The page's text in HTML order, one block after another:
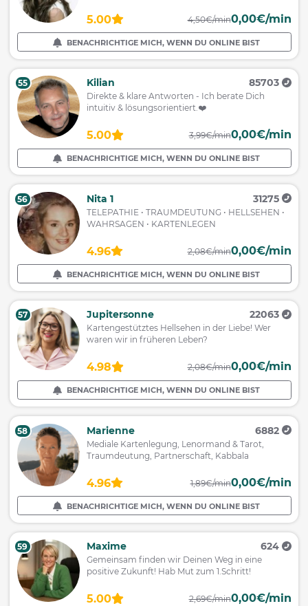
5.00 4,50€/min0,00€/min
BENACHRICHTIGE MICH, WENN DU ONLINE BIST
55 Kilian 85703
Direkte & klare Antworten - Ich berate Dich
intuitiv & lösungsorientiert.❤️
5.00 3,99€/min0,00€/min
BENACHRICHTIGE MICH, WENN DU ONLINE BIST
56 Nita 1 31275
TELEPATHIE • TRAUMDEUTUNG • HELLSEHEN •
WAHRSAGEN • KARTENLEGEN
4.96 2,08€/min0,00€/min
BENACHRICHTIGE MICH, WENN DU ONLINE BIST
57 Jupitersonne 22063
Kartengestütztes Hellsehen in der Liebe! Wer
waren wir in früheren Leben?
4.98 2,08€/min0,00€/min
BENACHRICHTIGE MICH, WENN DU ONLINE BIST
58 Marienne 6882
Mediale Kartenlegung, Lenormand & Tarot,
Traumdeutung, Partnerschaft, Kabbala
4.96 1,89€/min0,00€/min
BENACHRICHTIGE MICH, WENN DU ONLINE BIST
59 Maxime 624
Gemeinsam finden wir Deinen Weg in eine
positive Zukunft! Hab Mut zum 1.Schritt!
5.00 2,69€/min0,00€/min